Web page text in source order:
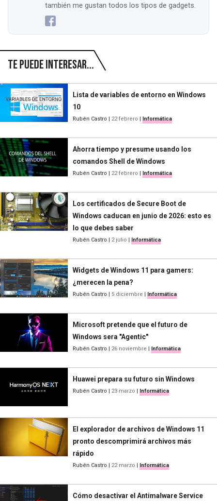
también me gustan todos los tipos de gadgets.
Te puede interesar...
Lista de variables de entorno en Windows
10
Rubén Castro 22 febrero Informática
Ahorra tiempo y presume usando los
comandos Shell de Windows
Rubén Castro 22 febrero Informática
Los certificados de Secure Boot de
Windows caducan en junio de 2026: esto es
lo que debes saber
Rubén Castro 2 julio Informática
Widgets de Windows 11 para gamers:
¿merecen la pena?
Rubén Castro 5 diciembre Informática
Microsoft pretende que el futuro de
Windows sera "Agentic"
Rubén Castro 26 noviembre Informática
Huawei prepara su futuro sin Windows
Rubén Castro 23 marzo Informática
El explorador de archivos de Windows 11
pronto descomprimirá archivos más
rápido
Rubén Castro 22 marzo Informática
Cómo desactivar el Antimalware Service